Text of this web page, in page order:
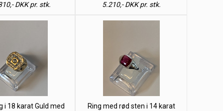
DKK pr. stk.
5.210,- DKK pr. stk.
i 18 karat Guld med
Ring med rød sten i 14 karat